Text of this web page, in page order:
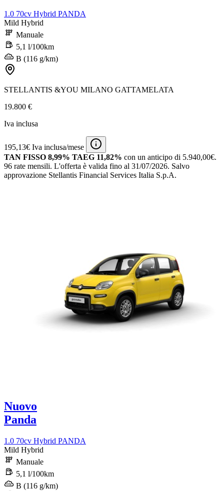
1.0 70cv Hybrid PANDA
Mild Hybrid
Manuale
5,1 l/100km
B (116 g/km)
STELLANTIS &YOU MILANO GATTAMELATA
19.800 €
Iva inclusa
195,13€ Iva inclusa/mese
TAN FISSO 8,99% TAEG 11,82% con un anticipo di 5.940,00€.
96 rate mensili. L'offerta è valida fino al 31/07/2026. Salvo
approvazione Stellantis Financial Services Italia S.p.A.
Nuovo
Panda
1.0 70cv Hybrid PANDA
Mild Hybrid
Manuale
5,1 l/100km
B (116 g/km)